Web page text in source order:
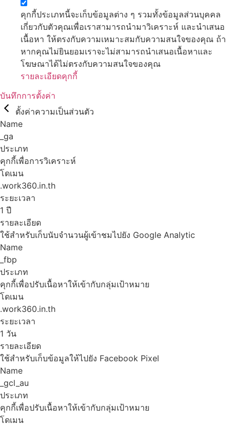
คุกกี้ประเภทนี้จะเก็บข้อมูลต่าง ๆ รวมทั้งข้อมูลส่วนบุคคล
เกี่ยวกับตัวคุณเพื่อเราสามารถนำมาวิเคราะห์ และนำเสนอ
เนื้อหา ให้ตรงกับความเหมาะสมกับความสนใจของคุณ ถ้า
หากคุณไม่ยินยอมเราจะไม่สามารถนำเสนอเนื้อหาและ
โฆษณาได้ไม่ตรงกับความสนใจของคุณ
รายละเอียดคุกกี้
บันทึกการตั้งค่า
ตั้งค่าความเป็นส่วนตัว
Name
_ga
ประเภท
คุกกี้เพื่อการวิเคราะห์
โดเมน
.work360.in.th
ระยะเวลา
1 ปี
รายละเอียด
ใช้สำหรับเก็บนับจำนวนผู้เข้าชมไปยัง Google Analytic
Name
_fbp
ประเภท
คุกกี้เพื่อปรับเนื้อหาให้เข้ากับกลุ่มเป้าหมาย
โดเมน
.work360.in.th
ระยะเวลา
1 วัน
รายละเอียด
ใช้สำหรับเก็บข้อมูลให้ไปยัง Facebook Pixel
Name
_gcl_au
ประเภท
คุกกี้เพื่อปรับเนื้อหาให้เข้ากับกลุ่มเป้าหมาย
โดเมน